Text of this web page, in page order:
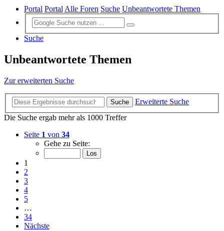
Portal PortalAlle Foren Suche Unbeantwortete Themen
Suche
Unbeantwortete Themen
Zur erweiterten Suche
Suche
Erweiterte Suche
Die Suche ergab mehr als 1000 Treffer
Seite 1 von 34
Gehe zu Seite:
1
2
3
4
5
…
34
Nächste